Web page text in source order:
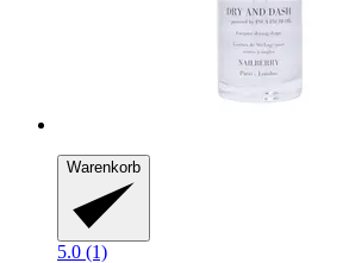
Warenkorb
5.0 (1)